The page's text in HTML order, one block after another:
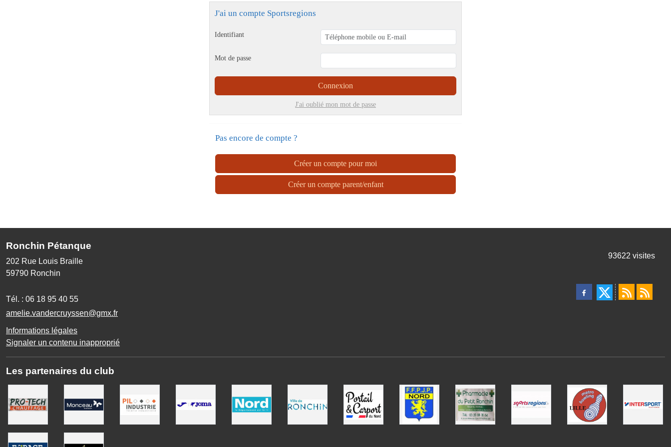
J'ai un compte Sportsregions
Identifiant
Mot de passe
Connexion
J'ai oublié mon mot de passe
Pas encore de compte ?
Créer un compte pour moi
Créer un compte parent/enfant
Ronchin Pétanque
202 Rue Louis Braille
59790 Ronchin
Tél. : 06 18 95 40 55
amelie.vandercruyssen@gmx.fr
Informations légales
Signaler un contenu inapproprié
93622 visites
Les partenaires du club